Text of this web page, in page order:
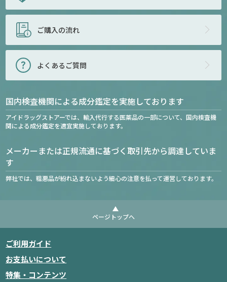
ご購入の流れ
よくあるご質問
国内検査機関による成分鑑定を実施しております
アイドラッグストアーでは、輸入代行する医薬品の一部について、国内検査機
関による成分鑑定を適宜実施しております。
メーカーまたは正規流通に基づく取引先から調達していま
す
弊社では、粗悪品が紛れ込まないよう細心の注意を払って運営しております。
ページトップへ
ご利用ガイド
お支払いについて
特集・コンテンツ